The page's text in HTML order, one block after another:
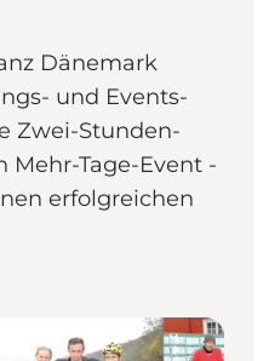
Dänemark
und Events-
Zwei-Stunden-
Mehr-Tage-Event -
erfolgreichen